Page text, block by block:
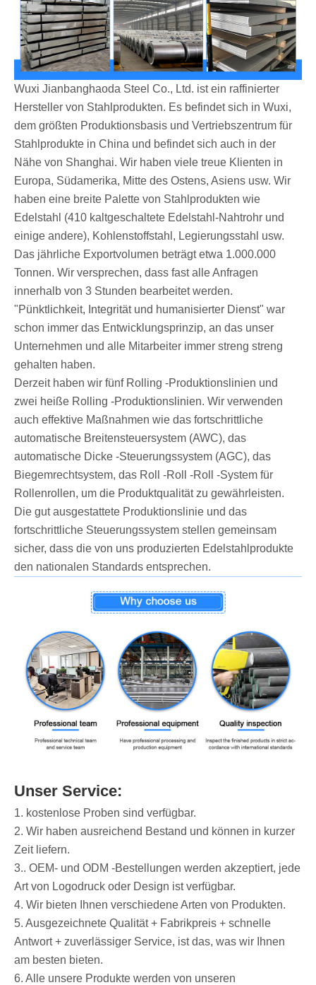
Wuxi Jianbanghaoda Steel Co., Ltd. ist ein raffinierter
Hersteller von Stahlprodukten. Es befindet sich in Wuxi,
dem größten Produktionsbasis und Vertriebszentrum für
Stahlprodukte in China und befindet sich auch in der
Nähe von Shanghai. Wir haben viele treue Klienten in
Europa, Südamerika, Mitte des Ostens, Asiens usw. Wir
haben eine breite Palette von Stahlprodukten wie
Edelstahl (410 kaltgeschaltete Edelstahl-Nahtrohr und
einige andere), Kohlenstoffstahl, Legierungsstahl usw.
Das jährliche Exportvolumen beträgt etwa 1.000.000
Tonnen. Wir versprechen, dass fast alle Anfragen
innerhalb von 3 Stunden bearbeitet werden.
"Pünktlichkeit, Integrität und humanisierter Dienst" war
schon immer das Entwicklungsprinzip, an das unser
Unternehmen und alle Mitarbeiter immer streng streng
gehalten haben.
Derzeit haben wir fünf Rolling -Produktionslinien und
zwei heiße Rolling -Produktionslinien. Wir verwenden
auch effektive Maßnahmen wie das fortschrittliche
automatische Breitensteuersystem (AWC), das
automatische Dicke -Steuerungssystem (AGC), das
Biegemrechtsystem, das Roll -Roll -Roll -System für
Rollenrollen, um die Produktqualität zu gewährleisten.
Die gut ausgestattete Produktionslinie und das
fortschrittliche Steuerungssystem stellen gemeinsam
sicher, dass die von uns produzierten Edelstahlprodukte
den nationalen Standards entsprechen.
Unser Service:
1. kostenlose Proben sind verfügbar.
2. Wir haben ausreichend Bestand und können in kurzer
Zeit liefern.
3.. OEM- und ODM -Bestellungen werden akzeptiert, jede
Art von Logodruck oder Design ist verfügbar.
4. Wir bieten Ihnen verschiedene Arten von Produkten.
5. Ausgezeichnete Qualität + Fabrikpreis + schnelle
Antwort + zuverlässiger Service, ist das, was wir Ihnen
am besten bieten.
6. Alle unsere Produkte werden von unseren